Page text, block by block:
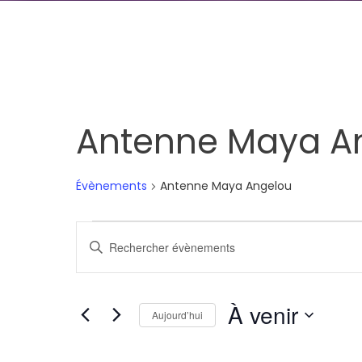
Antenne Maya
Évènements Antenne Maya Angelou
Évènements
Recherche
et
navigation
de
Saisir
Rechercher
Évènements
Aujourd’hui À venir